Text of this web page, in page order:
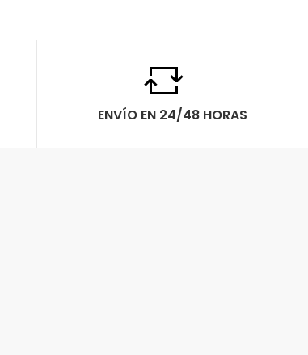
ENVÍO EN 24/48 HORAS